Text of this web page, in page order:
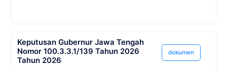
Keputusan Gubernur Jawa Tengah
Nomor 100.3.3.1/139 Tahun 2026
Tahun 2026
dokumen